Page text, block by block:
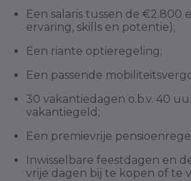
Een salaris tussen de €2.800
ervaring, skills en potentie);
Een riante optieregeling;
Een passende
30 vakantiedagen o.b.v. 40
vakantiegeld;
Een premievrije
Inwisselbare feestdagen en
vrije dagen bij te kopen of te